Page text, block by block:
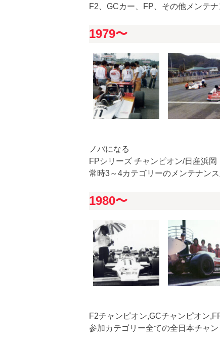
F2、GCカー、FP、その他メンテナ
1979〜
ノバになる
FPシリーズ チャンピオン/日産浜岡
常時3～4カテゴリーのメンテナン
1980〜
F2チャンピオン,GCチャンピオン
参加カテゴリー全ての全日本チャ